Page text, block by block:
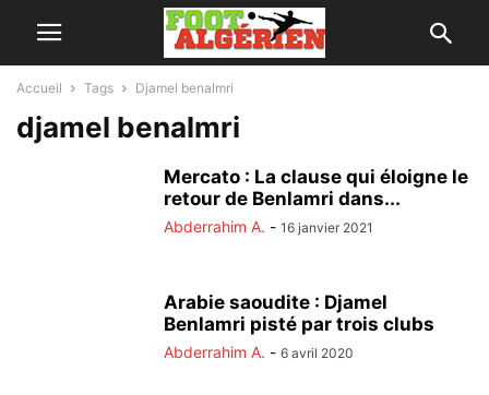
Accueil Tags Djamel benalmri
djamel benalmri
Mercato : La clause qui éloigne le
retour de Benlamri dans...
Abderrahim A. - 16 janvier 2021
Arabie saoudite : Djamel
Benlamri pisté par trois clubs
Abderrahim A. - 6 avril 2020